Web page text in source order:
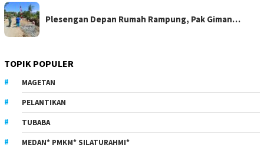
Plesengan Depan Rumah Rampung, Pak Giman…
TOPIK POPULER
MAGETAN
PELANTIKAN
TUBABA
MEDAN* PMKM* SILATURAHMI*